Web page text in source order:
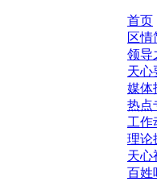
首页
区情
领导
天心
媒体
热点
工作
理论
天心
百姓